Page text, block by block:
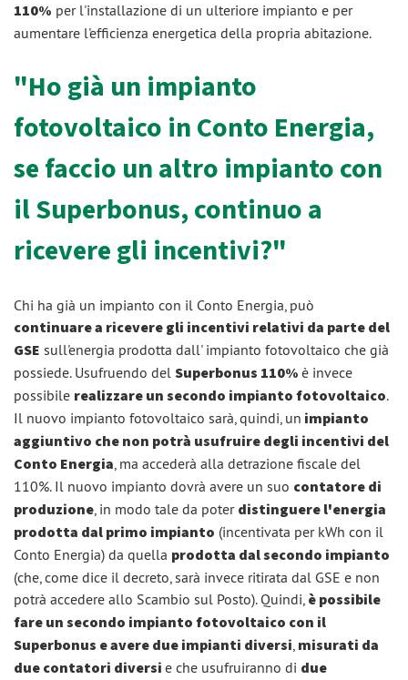
110% per l'installazione di un ulteriore impianto e per
aumentare l'efficienza energetica della propria abitazione.
"Ho già un impianto
fotovoltaico in Conto Energia,
se faccio un altro impianto con
il Superbonus, continuo a
ricevere gli incentivi?"
Chi ha già un impianto con il Conto Energia, può
continuare a ricevere gli incentivi relativi da parte del
GSE sull'energia prodotta dall' impianto fotovoltaico che già
possiede. Usufruendo del Superbonus 110% è invece
possibile realizzare un secondo impianto fotovoltaico.
Il nuovo impianto fotovoltaico sarà, quindi, un impianto
aggiuntivo che non potrà usufruire degli incentivi del
Conto Energia, ma accederà alla detrazione fiscale del
110%. Il nuovo impianto dovrà avere un suo contatore di
produzione, in modo tale da poter distinguere l'energia
prodotta dal primo impianto (incentivata per kWh con il
Conto Energia) da quella prodotta dal secondo impianto
(che, come dice il decreto, sarà invece ritirata dal GSE e non
potrà accedere allo Scambio sul Posto). Quindi, è possibile
fare un secondo impianto fotovoltaico con il
Superbonus e avere due impianti diversi, misurati da
due contatori diversi e che usufruiranno di due